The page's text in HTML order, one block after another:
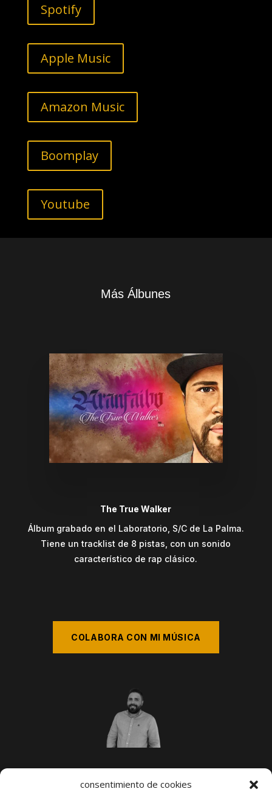
consentimiento de cookies
Spotify
Apple Music
Amazon Music
Boomplay
Youtube
Más Álbunes
The True Walker
Álbum grabado en el Laboratorio, S/C de La Palma.
Tiene un tracklist de 8 pistas, con un sonido
característico de rap clásico.
COLABORA CON MI MÚSICA